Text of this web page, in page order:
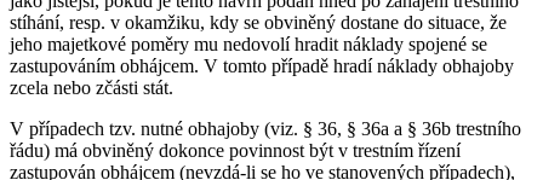
stíhání, resp. v okamžiku, kdy se obviněný dostane do situace, že
jeho majetkové poměry mu nedovolí hradit náklady spojené se
zastupováním obhájcem. V tomto případě hradí náklady obhajoby
zcela nebo zčásti stát.
V případech tzv. nutné obhajoby (viz. § 36, § 36a a § 36b trestního
řádu) má obviněný dokonce povinnost být v trestním řízení
zastupován obhájcem (nevzdá-li se ho ve stanovených případech),